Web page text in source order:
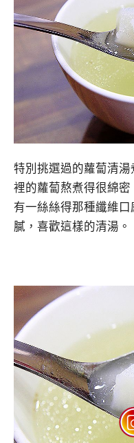
特別挑選過的蘿蔔清
裡的蘿蔔熬煮得很綿
有一絲絲得那種纖維
膩，喜歡這樣的清湯。